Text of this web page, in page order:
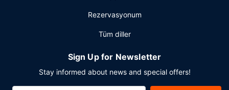
Rezervasyonum
Tüm diller
Sign Up for Newsletter
Stay informed about news and special offers!